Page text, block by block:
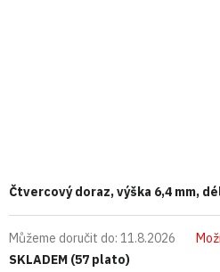
SKLADEM (57 plato)
Můžeme doručit do: 11.8.2026
Čtvercový doraz, výška 6,4 mm,